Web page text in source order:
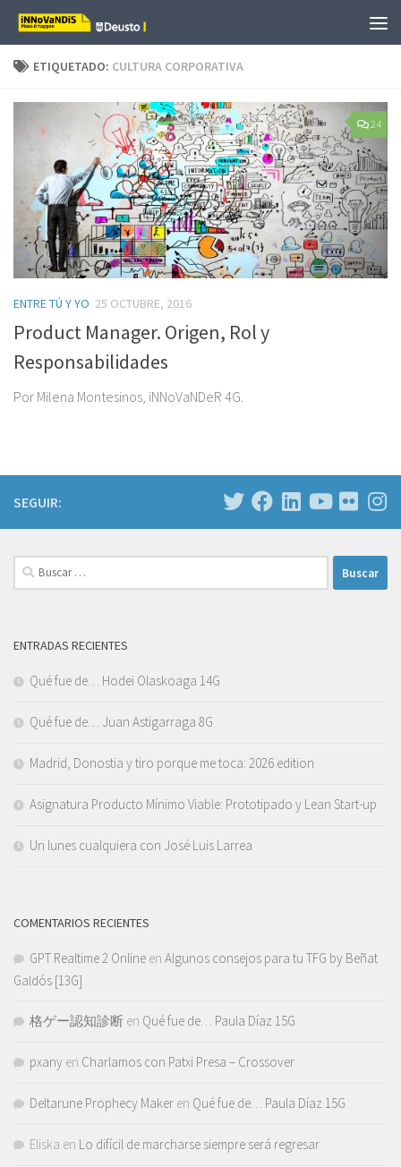
Saltar al contenido
ETIQUETADO: CULTURA CORPORATIVA
24
ENTRE TÚ Y YO 25 OCTUBRE, 2016
Product Manager. Origen, Rol y
Responsabilidades
Por Milena Montesinos, iNNoVaNDeR 4G.
SEGUIR:
Buscar:
ENTRADAS RECIENTES
Qué fue de… Hodei Olaskoaga 14G
Qué fue de… Juan Astigarraga 8G
Madrid, Donostia y tiro porque me toca: 2026 edition
Asignatura Producto Mínimo Viable: Prototipado y Lean Start-up
Un lunes cualquiera con José Luis Larrea
COMENTARIOS RECIENTES
GPT Realtime 2 Online en Algunos consejos para tu TFG by Beñat
Galdós [13G]
格ゲー認知診断 en Qué fue de… Paula Díaz 15G
pxany en Charlamos con Patxi Presa – Crossover
Deltarune Prophecy Maker en Qué fue de… Paula Díaz 15G
Eliska en Lo difícil de marcharse siempre será regresar